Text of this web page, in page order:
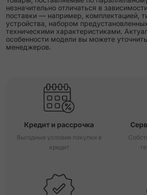
незначительно отличаться в
поставки — например, комплектацией,
устройства, набором
техническими характеристиками.
особенности модели вы можете
менеджеров.
Кредит и рассрочка
Выгодные условия покупки в
кредит